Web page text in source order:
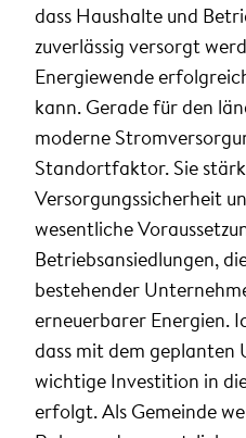
dass Haushalte und
zuverlässig versorgt
Energiewende
kann. Gerade für den
moderne
Standortfaktor. Sie
Versorgungssicherheit
wesentliche
Betriebsansiedlungen,
bestehender
erneuerbarer Energien.
dass mit dem geplanten
wichtige Investition in
erfolgt. Als Gemeinde